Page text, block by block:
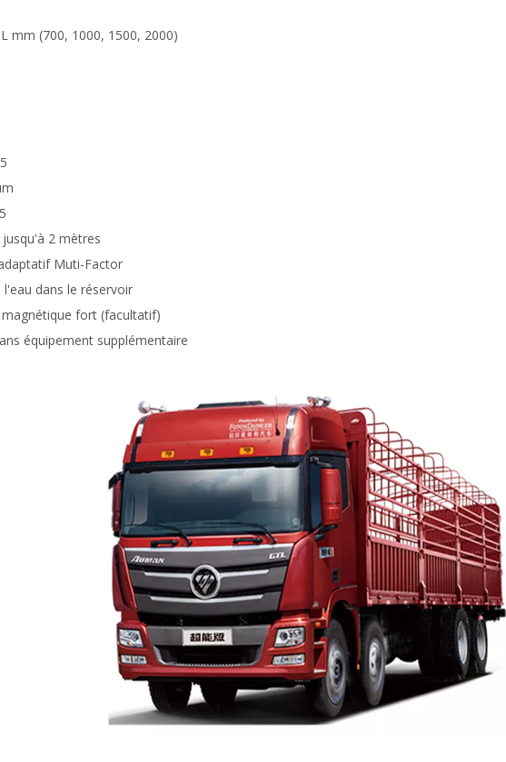
mm (700, 1000, 1500, 2000)
2 mètres
Muti-Factor
dans le réservoir
fort (facultatif)
équipement supplémentaire